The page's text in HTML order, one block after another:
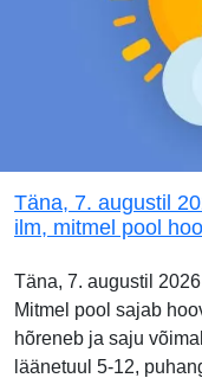
Täna, 7. augustil
ilm, mitmel pool
Täna, 7. augustil
Mitmel pool sajab
hõreneb ja saju
läänetuul 5-12,